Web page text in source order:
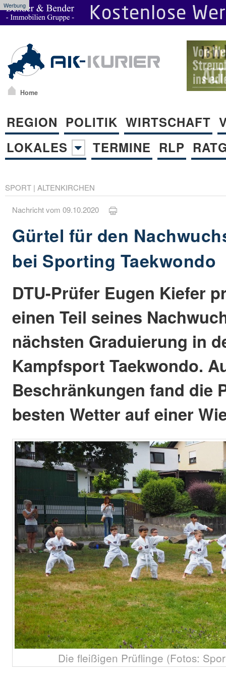
Werbung
Home
REGION POLITIK WIRTSCHAFT
LOKALES
TERMINE RLP
SPORT | ALTENKIRCHEN
Nachricht vom 09.10.2020
Gürtel für den
bei Sporting Taekwondo
DTU-Prüfer Eugen Kiefer
einen Teil seines
nächsten Graduierung in
Kampfsport Taekwondo.
Beschränkungen fand die
besten Wetter auf einer
Die fleißigen Prüflinge (Fotos: